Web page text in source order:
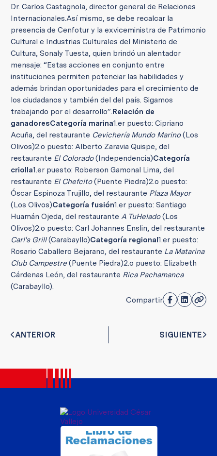
Dr. Carlos Castagnola, director general de Relaciones
Internacionales.Así mismo, se debe recalcar la
presencia de Cenfotur y la exviceministra de Patrimonio
Cultural e Industrias Culturales del Ministerio de
Cultura, Sonaly Tuesta, quien brindó un alentador
mensaje: “Estas acciones en conjunto entre
instituciones permiten potenciar las habilidades y
además brindan oportunidades para el crecimiento de
los ciudadanos y también del del país. Sigamos
trabajando por el desarrollo”.Relación de
ganadoresCategoría marina1.er puesto: Cipriano
Acuña, del restaurante Cevichería Mundo Marino(Los
Olivos)2.o puesto: Alberto Zaravia Quispe, del
restaurante El Colorado(Independencia)Categoría
criolla1.er puesto: Roberson Gamonal Lima, del
restaurante El Chefcito(Puente Piedra)2.o puesto:
Óscar Espinoza Trujillo, del restaurante Plaza Mayor
(Los Olivos)Categoría fusión1.er puesto: Santiago
Huamán Ojeda, del restauranteA TuHelado(Los
Olivos)2.o puesto: Carl Johannes Enslin, del restaurante
Carl's Grill(Carabayllo)Categoría regional1.er puesto:
Rosario Caballero Bejarano, del restaurante La Matarina
Club Campestre (Puente Piedra)2.o puesto: Elizabeth
Cárdenas León, del restaurante Rica Pachamanca
(Carabayllo).
Compartir
ANTERIOR SIGUIENTE